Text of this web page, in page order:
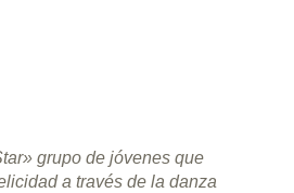
grupo de jóvenes que
a través de la danza